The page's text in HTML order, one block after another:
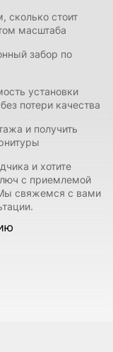
сколько стоит
масштаба
забор по
установки
потери качества
и получить
и хотите
с приемлемой
свяжемся с вами